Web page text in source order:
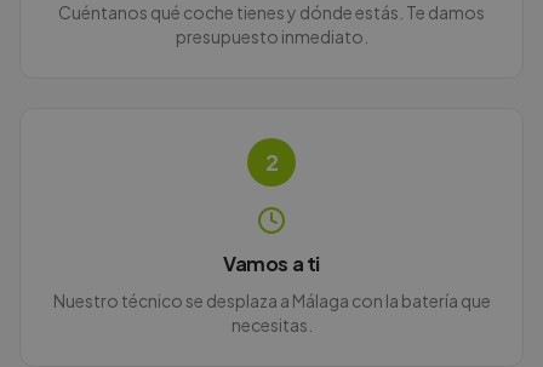
Cuéntanos qué coche tienes y dónde estás. Te damos
presupuesto inmediato.
2
Vamos a ti
Nuestro técnico se desplaza a Málaga con la batería que
necesitas.